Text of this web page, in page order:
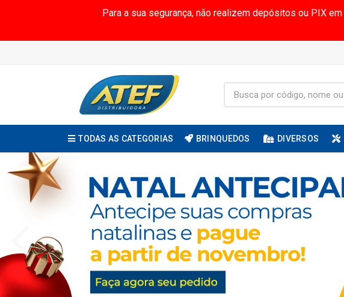
Para a sua segurança, não realizem depósitos ou PIX
TODAS AS CATEGORIAS BRINQUEDOS DIVERSOS